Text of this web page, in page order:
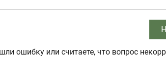
ошибку или считаете, что вопрос